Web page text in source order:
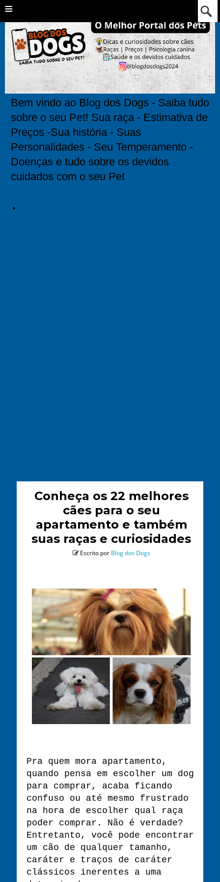
≡
Bem vindo ao Blog dos Dogs - Saiba tudo
sobre o seu Pet! Sua raça - Estimativa de
Preços -Sua história - Suas
Personalidades - Seu Temperamento -
Doenças e tudo sobre os devidos
cuidados com o seu Pet
.
Conheça os 22 melhores
cães para o seu
apartamento e também
suas raças e curiosidades
Escrito por Blog dos Dogs
Pra quem mora apartamento,
quando pensa em escolher um dog
para comprar, acaba ficando
confuso ou até mesmo frustrado
na hora de escolher qual raça
poder comprar. Não é verdade?
Entretanto, você pode encontrar
um cão de qualquer tamanho,
caráter e traços de caráter
clássicos inerentes a uma